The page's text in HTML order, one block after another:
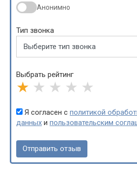
Анонимно
Тип звонка
Выбрать рейтинг
★ ★ ★ ★ ★
Я согласен с политикой
данных и пользовательским